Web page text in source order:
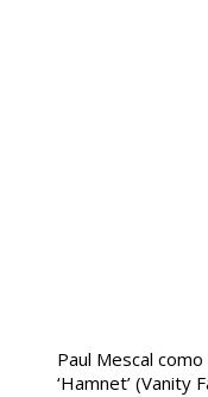
Paul Mescal
‘Hamnet’ (Vanity